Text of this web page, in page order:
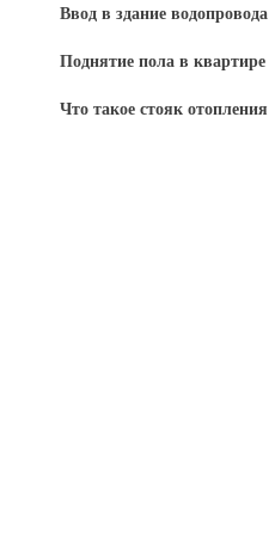
Ввод в здание водопровода
Поднятие пола в квартире
Что такое стояк отопления